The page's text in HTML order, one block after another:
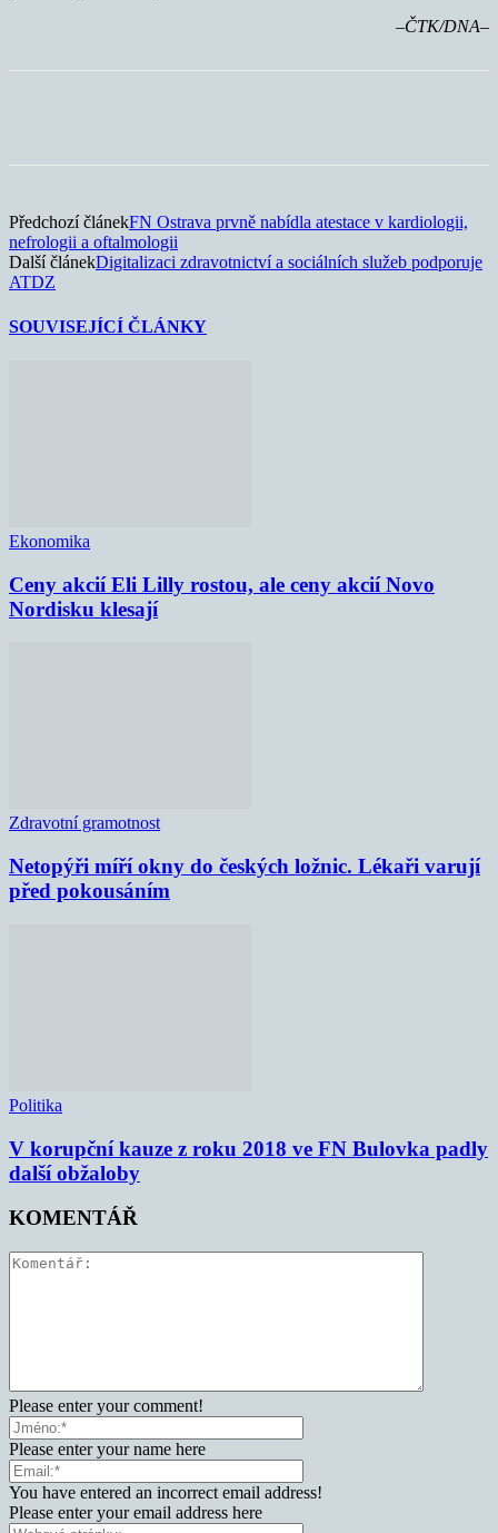
–ČTK/DNA–
Předchozí článekFN Ostrava prvně nabídla atestace v kardiologii,
nefrologii a oftalmologii
Další článekDigitalizaci zdravotnictví a sociálních služeb podporuje
ATDZ
SOUVISEJÍCÍ ČLÁNKY
Ekonomika
Ceny akcií Eli Lilly rostou, ale ceny akcií Novo
Nordisku klesají
Zdravotní gramotnost
Netopýři míří okny do českých ložnic. Lékaři varují
před pokousáním
Politika
V korupční kauze z roku 2018 ve FN Bulovka padly
další obžaloby
KOMENTÁŘ
Please enter your comment!
Please enter your name here
You have entered an incorrect email address!
Please enter your email address here